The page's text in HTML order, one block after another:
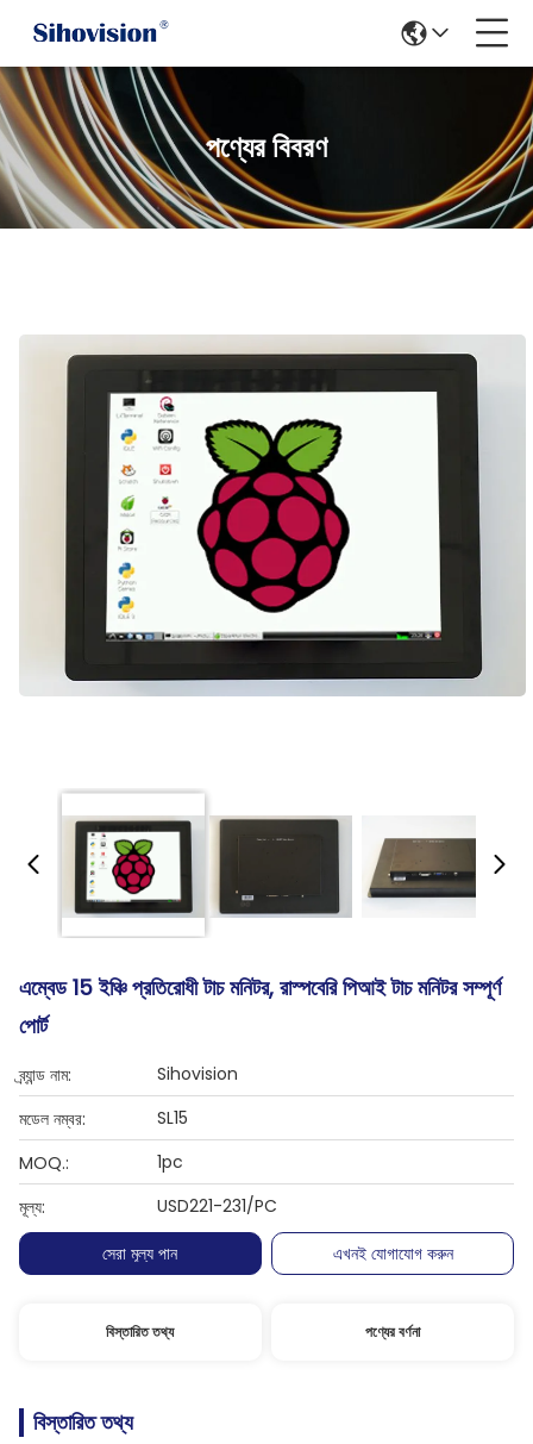
পণ্যের বিবরণ
এম্বেড 15 ইঞ্চি প্রতিরোধী টাচ মনিটর, রাস্পবেরি পিআই টাচ মনিটর সম্পূর্ণ
পোর্ট
ব্র্যান্ড নাম:
Sihovision
মডেল নম্বর:
SL15
MOQ.:
1pc
মূল্য:
USD221-231/PC
সেরা মূল্য পান
এখনই যোগাযোগ করুন
বিস্তারিত তথ্য পণ্যের বর্ণনা
বিস্তারিত তথ্য